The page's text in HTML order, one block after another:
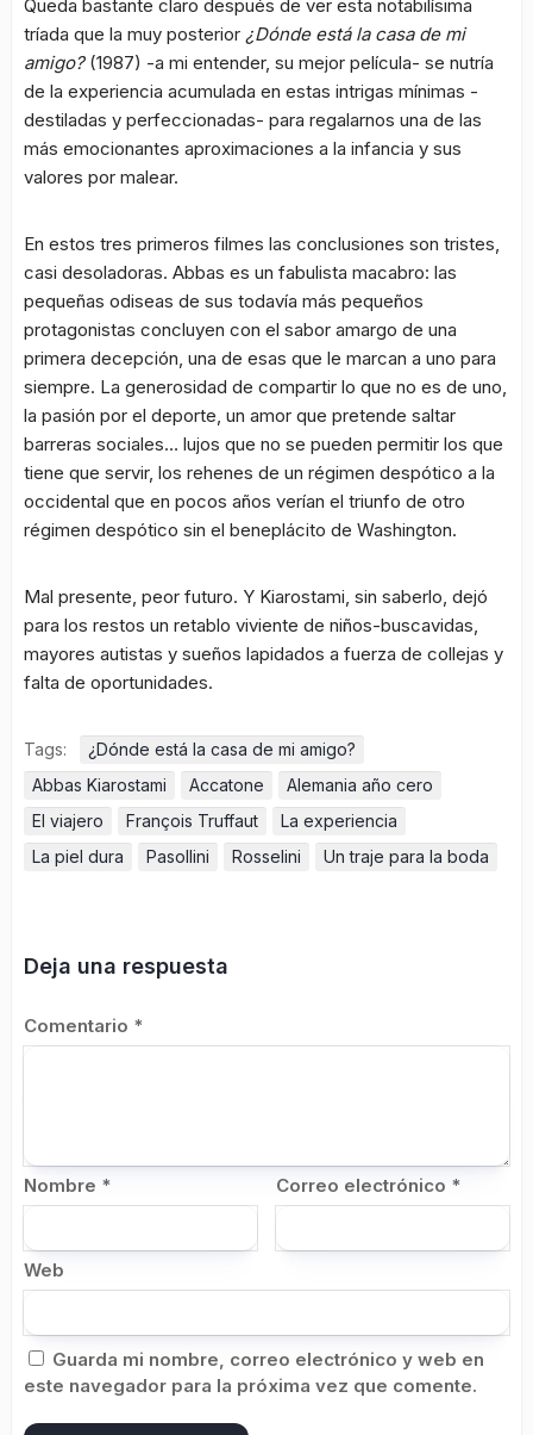
Queda bastante claro después de ver esta notabilísima
tríada que la muy posterior ¿Dónde está la casa de mi
amigo? (1987) -a mi entender, su mejor película- se nutría
de la experiencia acumulada en estas intrigas mínimas -
destiladas y perfeccionadas- para regalarnos una de las
más emocionantes aproximaciones a la infancia y sus
valores por malear.
En estos tres primeros filmes las conclusiones son tristes,
casi desoladoras. Abbas es un fabulista macabro: las
pequeñas odiseas de sus todavía más pequeños
protagonistas concluyen con el sabor amargo de una
primera decepción, una de esas que le marcan a uno para
siempre. La generosidad de compartir lo que no es de uno,
la pasión por el deporte, un amor que pretende saltar
barreras sociales… lujos que no se pueden permitir los que
tiene que servir, los rehenes de un régimen despótico a la
occidental que en pocos años verían el triunfo de otro
régimen despótico sin el beneplácito de Washington.
Mal presente, peor futuro. Y Kiarostami, sin saberlo, dejó
para los restos un retablo viviente de niños-buscavidas,
mayores autistas y sueños lapidados a fuerza de collejas y
falta de oportunidades.
Tags:
¿Dónde está la casa de mi amigo?
Abbas Kiarostami
Accatone
Alemania año cero
El viajero
François Truffaut
La experiencia
La piel dura
Pasollini Rosselini Un traje para la boda
Deja una respuesta
Comentario *
Nombre * Correo electrónico *
Web
Guarda mi nombre, correo electrónico y web en
este navegador para la próxima vez que comente.